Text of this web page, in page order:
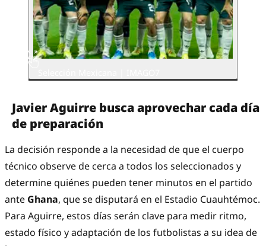
Javier Aguirre busca aprovechar cada día
de preparación
La decisión responde a la necesidad de que el cuerpo
técnico observe de cerca a todos los seleccionados y
determine quiénes pueden tener minutos en el partido
ante Ghana, que se disputará en el Estadio Cuauhtémoc.
Para Aguirre, estos días serán clave para medir ritmo,
estado físico y adaptación de los futbolistas a su idea de